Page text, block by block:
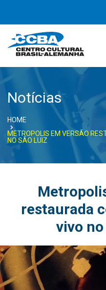
Notícias
HOME
METROPOLIS EM VERSÃO
NO SÃO LUIZ
restaurada
vivo